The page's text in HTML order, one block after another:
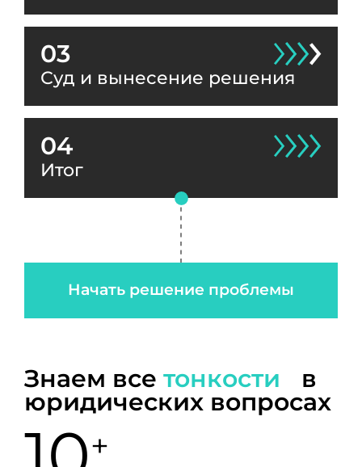
03
Суд и вынесение решения
04
Итог
Начать решение проблемы
Знаем все тонкости в
юридических вопросах
+